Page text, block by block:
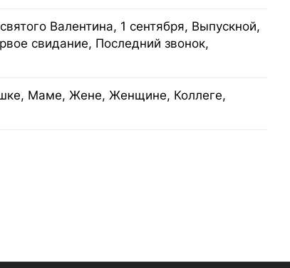
Валентина, 1 сентября, Выпускной,
свидание, Последний звонок,
Маме, Жене, Женщине, Коллеге,